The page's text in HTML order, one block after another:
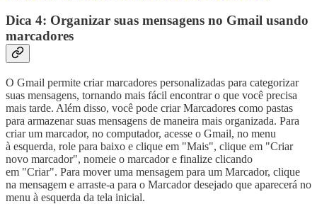
Dica 4: Organizar suas mensagens no Gmail usando
marcadores
O Gmail permite criar marcadores personalizadas para categorizar
suas mensagens, tornando mais fácil encontrar o que você precisa
mais tarde. Além disso, você pode criar Marcadores como pastas
para armazenar suas mensagens de maneira mais organizada. Para
criar um marcador, no computador, acesse o Gmail, no menu
à esquerda, role para baixo e clique em "Mais", clique em "Criar
novo marcador", nomeie o marcador e finalize clicando
em "Criar". Para mover uma mensagem para um Marcador, clique
na mensagem e arraste-a para o Marcador desejado que aparecerá no
menu à esquerda da tela inicial.